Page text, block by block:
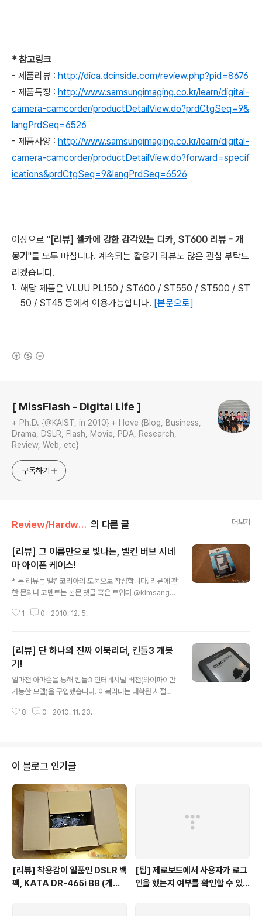
* 참고링크
- 제품리뷰 : http://dica.dcinside.com/review.php?pid=8676
- 제품특징 : http://www.samsungimaging.co.kr/learn/digital-
camera-camcorder/productDetailView.do?prdCtgSeq=9&
langPrdSeq=6526
- 제품사양 : http://www.samsungimaging.co.kr/learn/digital-
camera-camcorder/productDetailView.do?forward=specif
ications&prdCtgSeq=9&langPrdSeq=6526
이상으로 " [리뷰] 셀카에 강한 감각있는 디카, ST600 리뷰 - 개
봉기 "를 모두 마칩니다. 계속되는 활용기 리뷰도 많은 관심 부탁드
리겠습니다.
해당 제품은 VLUU PL150 / ST600 / ST550 / ST500 / ST
50 / ST45 등에서 이용가능합니다. [본문으로]
[ MissFlash - Digital Life ]
+ Ph.D. {@KAIST, in 2010} + I love {Blog, Business,
Drama, DSLR, Flash, Movie, PDA, Research,
Review, Web, etc}
구독하기
Review/Hardware 의 다른 글 더보기
[리뷰] 그 이름만으로 빛나는, 벨킨 버브 시네
마 아이폰 케이스!
* 본 리뷰는 벨킨코리아의 도움으로 작성합니다. 리뷰에 관
한 문의나 코멘트는 본문 댓글 혹은 트위터 @kimsanghu
를 약정승계하고 아이폰4로 기기변경을 했습니다. 아이폰
가장 큰 이유는 바로 더욱 강력해진 '액정'입니다. 레티나
디스플레이로 불리는 아이폰4의 최신 액정은 눈으로는 픽
셀 단위를 구분하기 힘들 정도로 세밀하면서도 화려한 영
상을 제공해 줍니다. 특히, 기기 자체의 퍼포먼스 향상덕분
에 이제는 아이폰에서도 무인코딩 동영상도 원활하게 감상
할 수 있게 되었습니다.(실제로 국내외 앱스토어에 무인코
1 0 2010. 12. 5.
[리뷰] 단 하나의 진짜 이북리더, 킨들3 개봉
기!
얼마전 아마존을 통해 킨들3 인터네셔널 버전(와이파이만
가능한 모델)을 구입했습니다. 이북리더는 대학원 시절부
제품 성능도 떨어지고 가격도 많이 비싸 좀처럼 써 볼 기회
이트(Light)가 가능한 전용 케이스까지 함께 구입했는데
요, 총 구입 금액은 30만원이 조금 안됐던 것 같습니다. 지
금은 환율이 떨어져서 조금 더 저렴할 것 같네요~ 킨들3에
대한 상세한 리뷰는 차차 소개하도록 하구요, 오늘은 간단
하게 개봉기를 작성해볼까 합니다. 아마존에서 직접 날아
온 배송 박스입니다. 주문후 ..
8 0 2010. 11. 23.
이 블로그 인기글
[리뷰] 착용감이 일품인 DSLR 백
팩, KATA DR-465i BB (개봉
[팁] 제로보드에서 사용자가 로그
인을 했는지 여부를 확인할 수 있